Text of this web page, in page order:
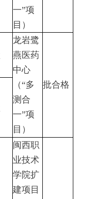
一”项
目）
龙岩鹭
燕医药
中心
（“多
测合
一”项
目）
批合格
闽西职
业技术
学院扩
建项目